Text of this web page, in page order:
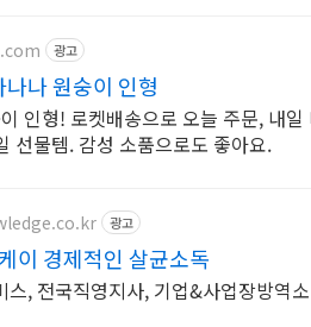
광고
나 원숭이 인형
인형! 로켓배송으로 오늘 주문, 내
선물템. 감성 소품으로도 좋아요.
광고
이 경제적인 살균소독
스, 전국직영지사, 기업&사업장방역